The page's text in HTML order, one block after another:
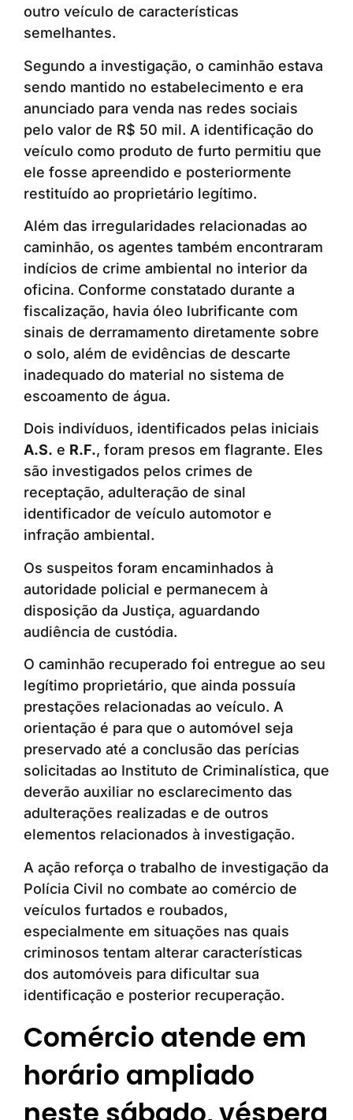
outro veículo de características
semelhantes.
Segundo a investigação, o caminhão estava
sendo mantido no estabelecimento e era
anunciado para venda nas redes sociais
pelo valor de R$ 50 mil. A identificação do
veículo como produto de furto permitiu que
ele fosse apreendido e posteriormente
restituído ao proprietário legítimo.
Além das irregularidades relacionadas ao
caminhão, os agentes também encontraram
indícios de crime ambiental no interior da
oficina. Conforme constatado durante a
fiscalização, havia óleo lubrificante com
sinais de derramamento diretamente sobre
o solo, além de evidências de descarte
inadequado do material no sistema de
escoamento de água.
Dois indivíduos, identificados pelas iniciais
A.S. e R.F., foram presos em flagrante. Eles
são investigados pelos crimes de
receptação, adulteração de sinal
identificador de veículo automotor e
infração ambiental.
Os suspeitos foram encaminhados à
autoridade policial e permanecem à
disposição da Justiça, aguardando
audiência de custódia.
O caminhão recuperado foi entregue ao seu
legítimo proprietário, que ainda possuía
prestações relacionadas ao veículo. A
orientação é para que o automóvel seja
preservado até a conclusão das perícias
solicitadas ao Instituto de Criminalística, que
deverão auxiliar no esclarecimento das
adulterações realizadas e de outros
elementos relacionados à investigação.
A ação reforça o trabalho de investigação da
Polícia Civil no combate ao comércio de
veículos furtados e roubados,
especialmente em situações nas quais
criminosos tentam alterar características
dos automóveis para dificultar sua
identificação e posterior recuperação.
Comércio atende em
horário ampliado